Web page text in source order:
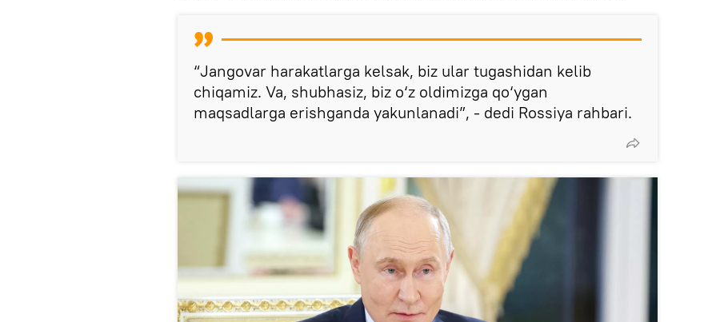
“Jangovar harakatlarga kelsak, biz ular tugashidan kelib
chiqamiz. Va, shubhasiz, biz o‘z oldimizga qo‘ygan
maqsadlarga erishganda yakunlanadi”, - dedi Rossiya rahbari.